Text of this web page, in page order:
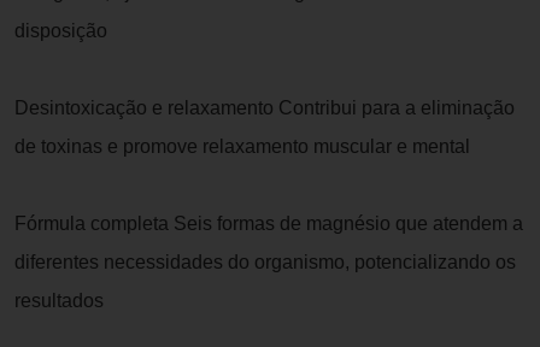
disposição
Desintoxicação e relaxamento Contribui para a eliminação
de toxinas e promove relaxamento muscular e mental
Fórmula completa Seis formas de magnésio que atendem a
diferentes necessidades do organismo, potencializando os
resultados